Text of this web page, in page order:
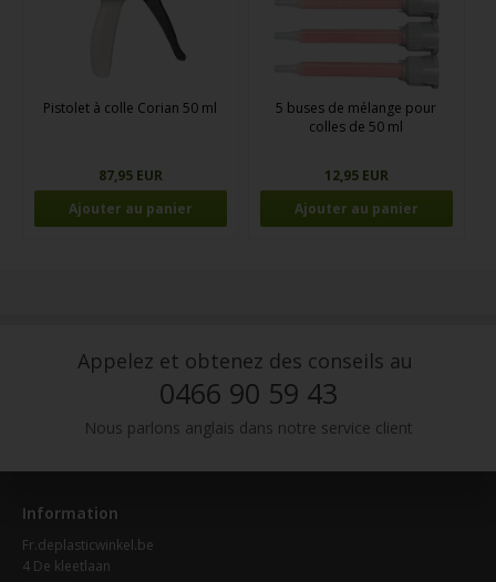
Pistolet à colle Corian 50 ml
87,95 EUR
5 buses de mélange pour
colles de 50 ml
12,95 EUR
Appelez et obtenez des conseils au
0466 90 59 43
Nous parlons anglais dans notre service client
Information
Fr.deplasticwinkel.be
4 De kleetlaan